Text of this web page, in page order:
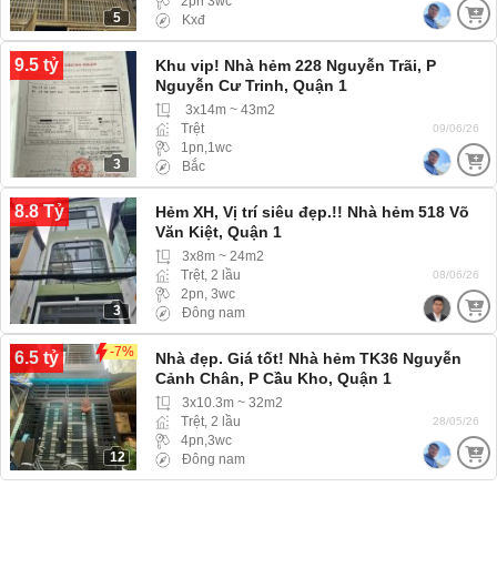
5
Kxđ
9.5 tỷ
3
Khu vip! Nhà hẻm 228 Nguyễn Trãi, P
Nguyễn Cư Trinh, Quận 1
3x14m ~ 43m2
Trệt
1pn,1wc
Bắc
09/06/26
8.8 Tỷ
3
Hẻm XH, Vị trí siêu đẹp.!! Nhà hẻm 518 Võ
Văn Kiệt, Quận 1
3x8m ~ 24m2
Trệt, 2 lầu
2pn, 3wc
Đông nam
08/06/26
6.5 tỷ -7%
12
Nhà đẹp. Giá tốt! Nhà hẻm TK36 Nguyễn
Cảnh Chân, P Cầu Kho, Quận 1
3x10.3m ~ 32m2
Trệt, 2 lầu
4pn,3wc
Đông nam
28/05/26